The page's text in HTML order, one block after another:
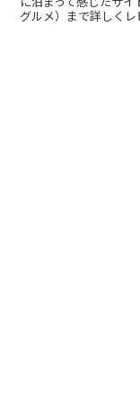
グルメ）まで詳しくレ